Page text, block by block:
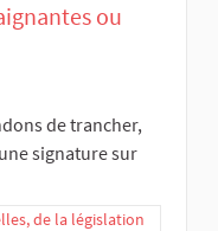
ou
de trancher,
signature sur
de la législation